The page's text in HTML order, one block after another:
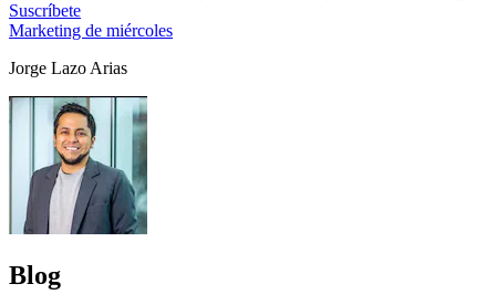
Suscríbete
Marketing de miércoles
Jorge Lazo Arias
Blog